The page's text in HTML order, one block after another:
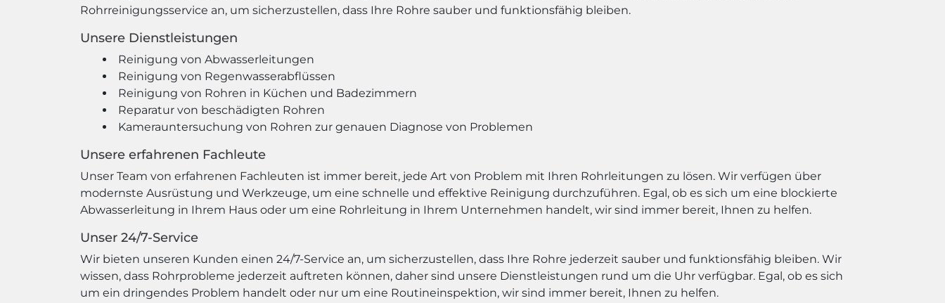
Rohrreinigungsservice an, um sicherzustellen, dass Ihre Rohre sauber und funktionsfähig bleiben.
Unsere Dienstleistungen
Reinigung von Abwasserleitungen
Reinigung von Regenwasserabflüssen
Reinigung von Rohren in Küchen und Badezimmern
Reparatur von beschädigten Rohren
Kamerauntersuchung von Rohren zur genauen Diagnose von Problemen
Unsere erfahrenen Fachleute
Unser Team von erfahrenen Fachleuten ist immer bereit, jede Art von Problem mit Ihren Rohrleitungen zu lösen. Wir verfügen über
modernste Ausrüstung und Werkzeuge, um eine schnelle und effektive Reinigung durchzuführen. Egal, ob es sich um eine blockierte
Abwasserleitung in Ihrem Haus oder um eine Rohrleitung in Ihrem Unternehmen handelt, wir sind immer bereit, Ihnen zu helfen.
Unser 24/7-Service
Wir bieten unseren Kunden einen 24/7-Service an, um sicherzustellen, dass Ihre Rohre jederzeit sauber und funktionsfähig bleiben. Wir
wissen, dass Rohrprobleme jederzeit auftreten können, daher sind unsere Dienstleistungen rund um die Uhr verfügbar. Egal, ob es sich
um ein dringendes Problem handelt oder nur um eine Routineinspektion, wir sind immer bereit, Ihnen zu helfen.